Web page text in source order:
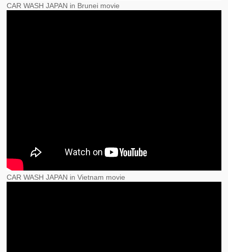
CAR WASH JAPAN in Brunei movie
CAR WASH JAPAN in Vietnam movie